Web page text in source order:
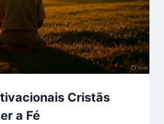
Cristãs
a Fé